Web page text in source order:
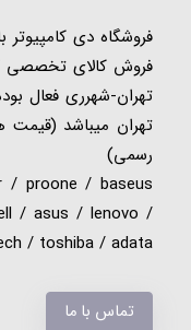
فروش کالای تخصصی
تهران-شهرری فعال
تهران میباشد (قیمت
رسمی)
/ proone / baseus
/ asus / lenovo /
/ toshiba / adata
تماس با ما